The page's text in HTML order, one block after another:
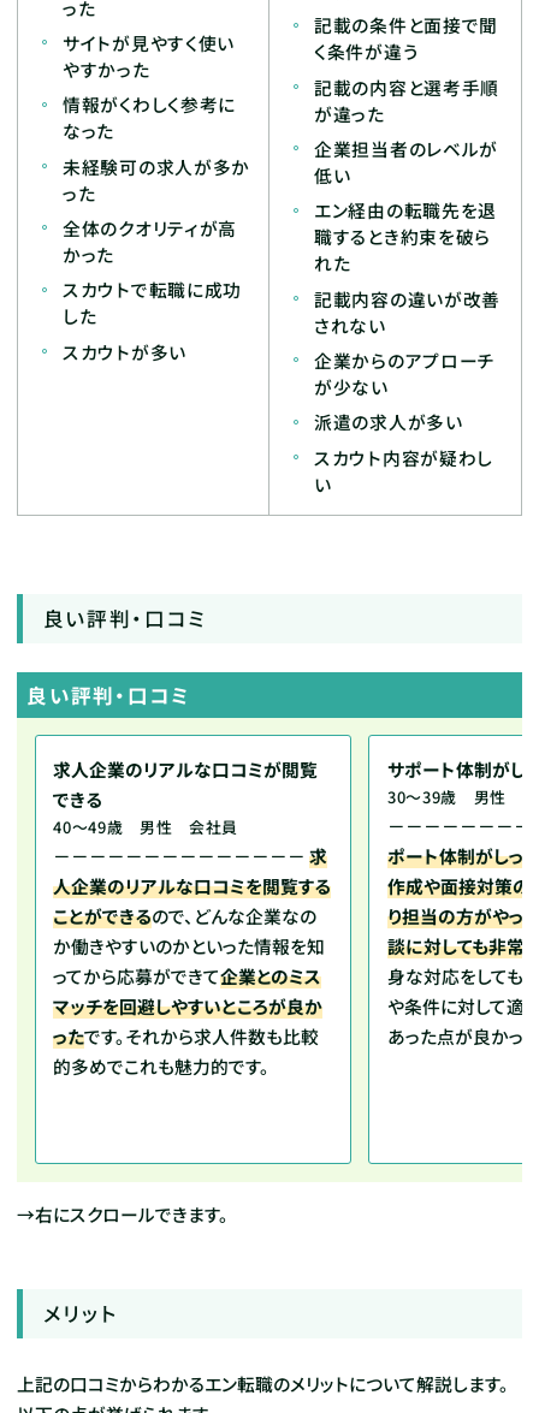
った
サイトが見やすく使い
やすかった
情報がくわしく参考に
なった
未経験可の求人が多か
った
全体のクオリティが高
かった
スカウトで転職に成功
した
スカウトが多い
記載の条件と面接で聞
く条件が違う
記載の内容と選考手順
が違った
企業担当者のレベルが
低い
エン経由の転職先を退
職するとき約束を破ら
れた
記載内容の違いが改善
されない
企業からのアプローチ
が少ない
派遣の求人が多い
スカウト内容が疑わし
い
良い評判・口コミ
良い評判・口コミ
求人企業のリアルな口コミが閲覧
できる
40～49歳 男性 会社員
－－－－－－－－－－－－－－ 求
人企業のリアルな口コミを閲覧する
ことができるので、どんな企業なの
か働きやすいのかといった情報を知
ってから応募ができて企業とのミス
マッチを回避しやすいところが良か
ったです。それから求人件数も比較
的多めでこれも魅力的です。
サポート体制がし
30～39歳 男性 会
－－－－－－－
ポート体制がしっ
作成や面接対策の
り担当の方がやっ
談に対しても非常
身な対応をしても
や条件に対して適
あった点が良かっ
→右にスクロールできます。
メリット
上記の口コミからわかるエン転職のメリットについて解説します。